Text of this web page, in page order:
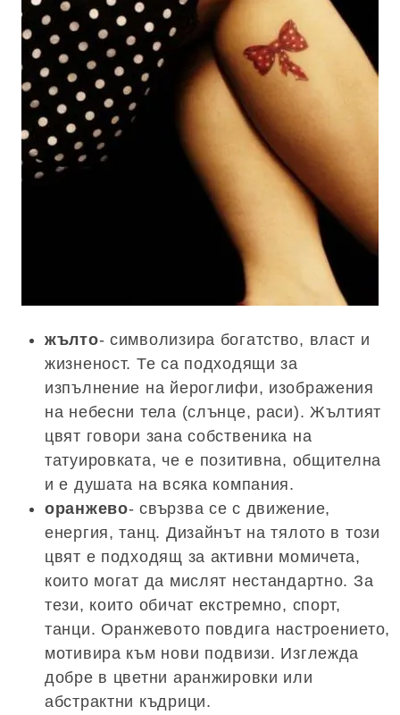
жълто- символизира богатство, власт и
жизненост. Те са подходящи за
изпълнение на йероглифи, изображения
на небесни тела (слънце, раси). Жълтият
цвят говори зана собственика на
татуировката, че е позитивна, общителна
и е душата на всяка компания.
оранжево- свързва се с движение,
енергия, танц. Дизайнът на тялото в този
цвят е подходящ за активни момичета,
които могат да мислят нестандартно. За
тези, които обичат екстремно, спорт,
танци. Оранжевото повдига настроението,
мотивира към нови подвизи. Изглежда
добре в цветни аранжировки или
абстрактни къдрици.